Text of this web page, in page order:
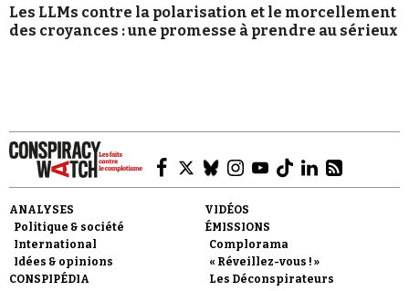
Les LLMs contre la polarisation et le morcellement
des croyances : une promesse à prendre au sérieux
ANALYSES
Politique & société
International
Idées & opinions
CONSPIPÉDIA
VIDÉOS
ÉMISSIONS
Complorama
« Réveillez-vous ! »
Les Déconspirateurs